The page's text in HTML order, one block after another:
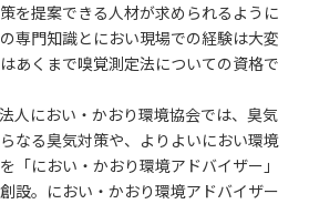
を提案できる人材が求められるように
専門知識とにおい現場での経験は大変
あくまで嗅覚測定法についての資格で
人におい・かおり環境協会では、臭気
なる臭気対策や、よりよいにおい環境
「におい・かおり環境アドバイザー」
設。におい・かおり環境アドバイザー